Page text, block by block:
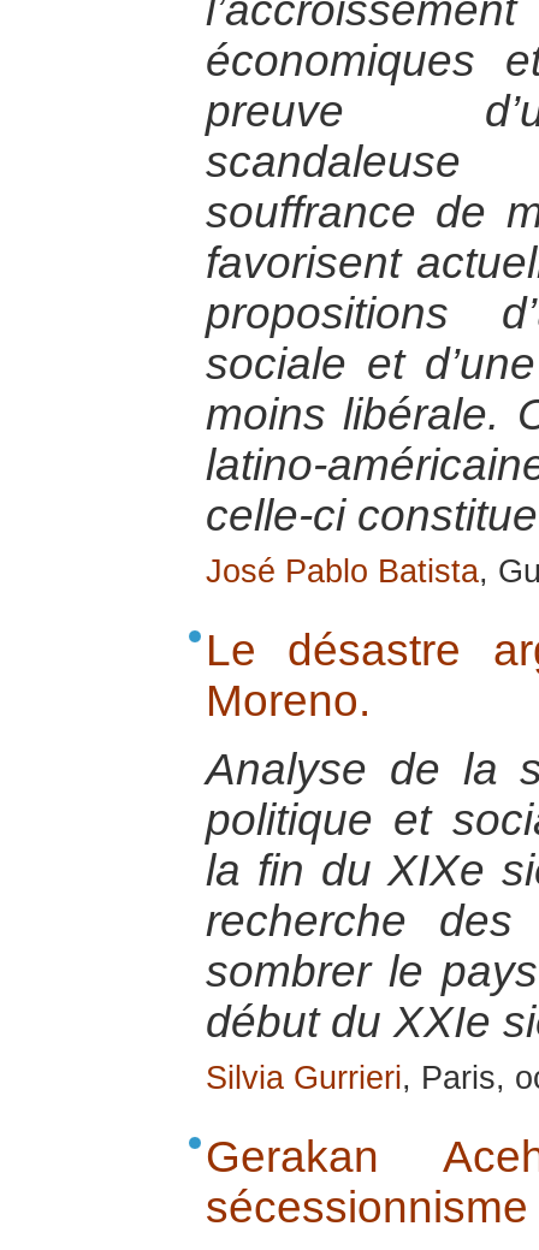
économiques
preuve
souffrance de
favorisent
propositions
sociale et
moins libérale.
latino-
celle-ci
José Pablo Batista,
Le désastre
Moreno.
Analyse de la
politique et
la fin du XIXe
recherche
sombrer le
début du XXIe
Silvia Gurrieri, Paris,
Gerakan